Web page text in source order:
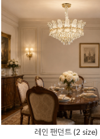
레인 팬던트 (2 size)